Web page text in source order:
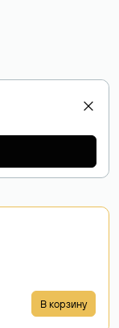
В корзину